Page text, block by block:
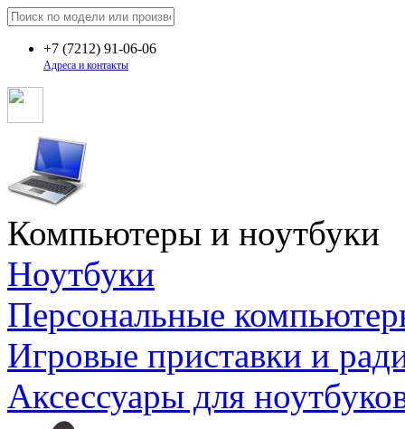
+7 (7212) 91-06-06
Адреса и контакты
Компьютеры и ноутбуки
Ноутбуки
Персональные
Игровые приставки и
Аксессуары для